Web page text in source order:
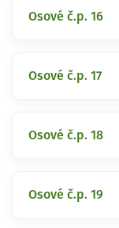
Osové č.p. 16
Osové č.p. 17
Osové č.p. 18
Osové č.p. 19